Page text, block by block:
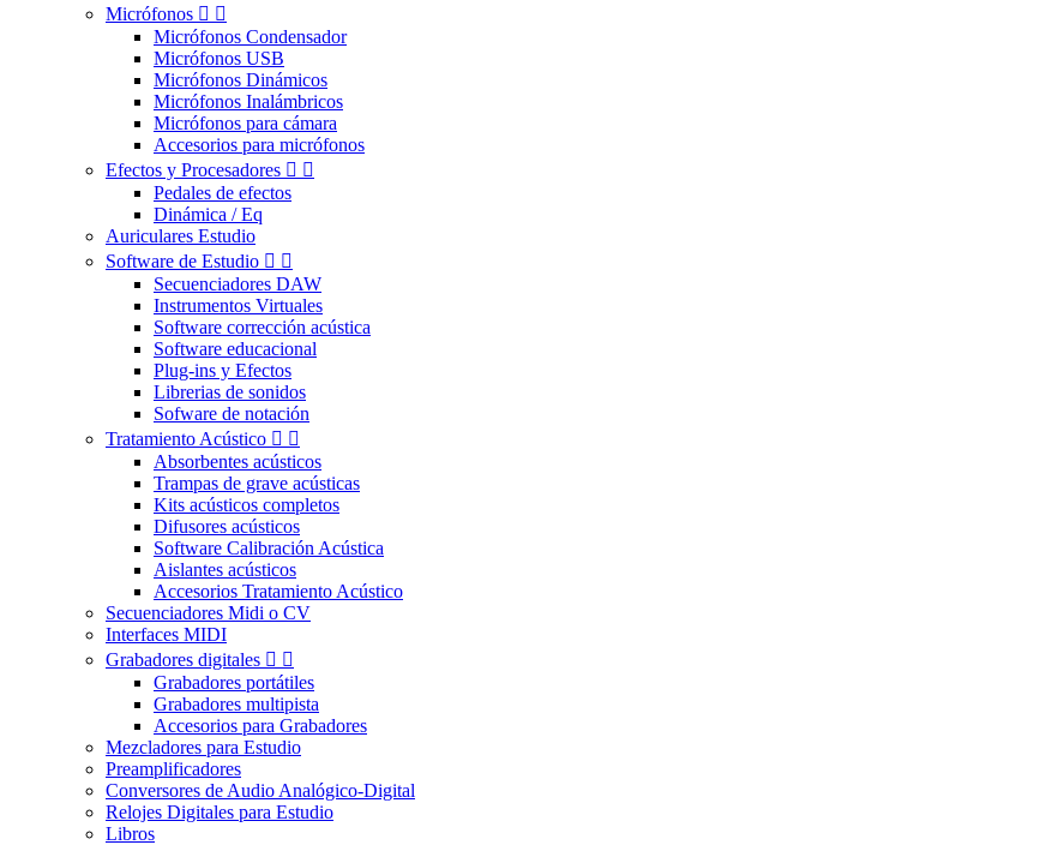
Micrófonos  
Micrófonos Condensador
Micrófonos USB
Micrófonos Dinámicos
Micrófonos Inalámbricos
Micrófonos para cámara
Accesorios para micrófonos
Efectos y Procesadores  
Pedales de efectos
Dinámica / Eq
Auriculares Estudio
Software de Estudio  
Secuenciadores DAW
Instrumentos Virtuales
Software corrección acústica
Software educacional
Plug-ins y Efectos
Librerias de sonidos
Sofware de notación
Tratamiento Acústico  
Absorbentes acústicos
Trampas de grave acústicas
Kits acústicos completos
Difusores acústicos
Software Calibración Acústica
Aislantes acústicos
Accesorios Tratamiento Acústico
Secuenciadores Midi o CV
Interfaces MIDI
Grabadores digitales  
Grabadores portátiles
Grabadores multipista
Accesorios para Grabadores
Mezcladores para Estudio
Preamplificadores
Conversores de Audio Analógico-Digital
Relojes Digitales para Estudio
Libros